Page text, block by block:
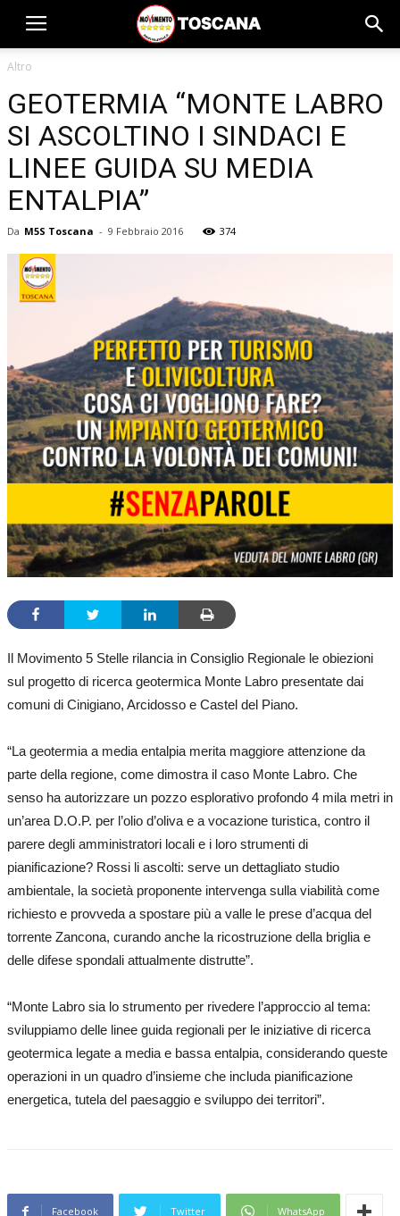
Altro
GEOTERMIA “MONTE LABRO
SI ASCOLTINO I SINDACI E
LINEE GUIDA SU MEDIA
ENTALPIA”
Da M5S Toscana - 9 Febbraio 2016 374
Il Movimento 5 Stelle rilancia in Consiglio Regionale le obiezioni
sul progetto di ricerca geotermica Monte Labro presentate dai
comuni di Cinigiano, Arcidosso e Castel del Piano.
“La geotermia a media entalpia merita maggiore attenzione da
parte della regione, come dimostra il caso Monte Labro. Che
senso ha autorizzare un pozzo esplorativo profondo 4 mila metri in
un’area D.O.P. per l’olio d’oliva e a vocazione turistica, contro il
parere degli amministratori locali e i loro strumenti di
pianificazione? Rossi li ascolti: serve un dettagliato studio
ambientale, la società proponente intervenga sulla viabilità come
richiesto e provveda a spostare più a valle le prese d’acqua del
torrente Zancona, curando anche la ricostruzione della briglia e
delle difese spondali attualmente distrutte”.
“Monte Labro sia lo strumento per rivedere l’approccio al tema:
sviluppiamo delle linee guida regionali per le iniziative di ricerca
geotermica legate a media e bassa entalpia, considerando queste
operazioni in un quadro d’insieme che includa pianificazione
energetica, tutela del paesaggio e sviluppo dei territori”.
Facebook Twitter WhatsApp